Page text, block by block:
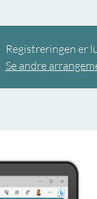
Registreringen er
Se andre